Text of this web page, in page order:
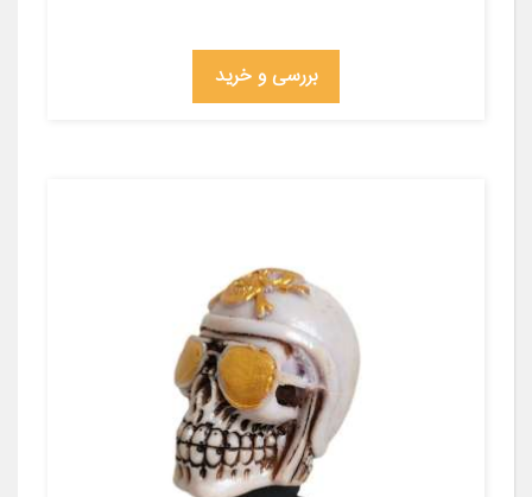
بررسی و خرید